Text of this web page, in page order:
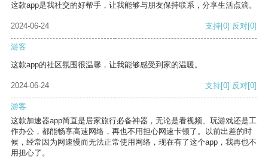
这款app是我社交的好帮手，让我能够与朋友保持联系，分享生活点滴。
2024-06-24 支持[0] 反对[0]
游客
这款app的社区氛围很温馨，让我能够感受到家的温暖。
2024-06-24 支持[0] 反对[0]
游客
这款加速器app简直是居家旅行必备神器，无论是看视频、玩游戏还是工
作办公，都能畅享高速网络，再也不用担心网速卡顿了。以前出差的时
候，经常因为网速慢而无法正常使用网络，现在有了这个app，我再也不
用担心了。